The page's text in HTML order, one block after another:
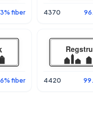
fiber 4370
fiber 4420